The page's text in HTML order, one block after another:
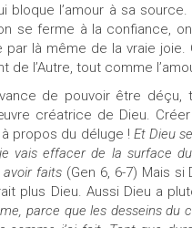
l’amour à sa
se ferme à la confiance,
là même de la vraie
l’Autre, tout comme
de pouvoir être
créatrice de Dieu.
propos du déluge ! Et Dieu
vais effacer de la surface
faits (Gen 6, 6-7) Mais
plus Dieu. Aussi Dieu a
parce que les desseins du